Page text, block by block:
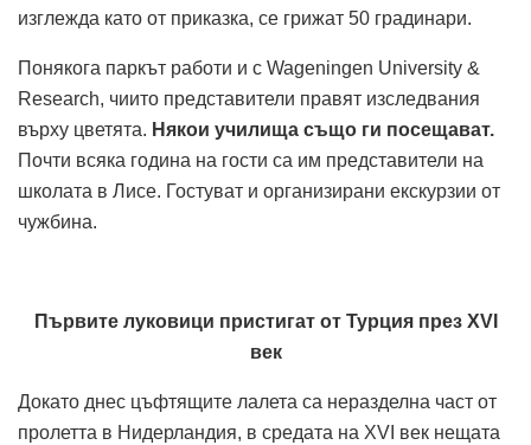
изглежда като от приказка, се грижат 50 градинари.
Понякога паркът работи и с Wageningen University &
Research, чиито представители правят изследвания
върху цветята. Някои училища също ги посещават.
Почти всяка година на гости са им представители на
школата в Лисе. Гостуват и организирани екскурзии от
чужбина.
Първите луковици пристигат от Турция през XVI
век
Докато днес цъфтящите лалета са неразделна част от
пролетта в Нидерландия, в средата на XVI век нещата